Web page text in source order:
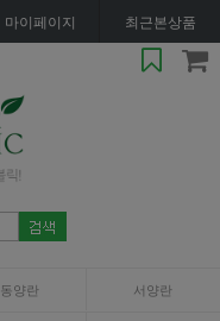
마이페이지 최근본상품
동양란 서양란